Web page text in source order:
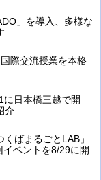
」を導入、多様な
際交流授業を本格
日本橋三越で開
介
ばまるごとLAB」
ベントを8/29に開